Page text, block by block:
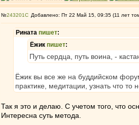
№243201 Добавлено: Пт 22 Май 15, 09:35 (11 лет
Рината пишет:
Ёжик пишет:
Путь сердца, путь воина, -
Ёжик вы все же на буддийском
практике, медитации, узнать что то
Так я это и делаю. С учетом того, что
Интересна суть метода.